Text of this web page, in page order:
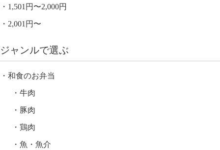
1,501円〜2,000円
2,001円〜
ジャンルで選ぶ
和食のお弁当
牛肉
豚肉
鶏肉
魚・魚介